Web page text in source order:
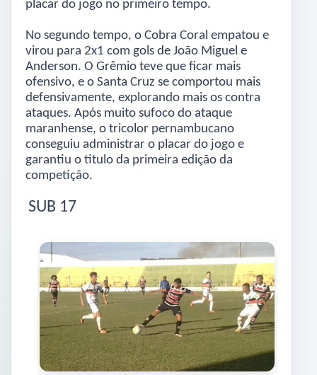
placar do jogo no primeiro tempo.
No segundo tempo, o Cobra Coral empatou e
virou para 2x1 com gols de João Miguel e
Anderson. O Grêmio teve que ficar mais
ofensivo, e o Santa Cruz se comportou mais
defensivamente, explorando mais os contra
ataques. Após muito sufoco do ataque
maranhense, o tricolor pernambucano
conseguiu administrar o placar do jogo e
garantiu o titulo da primeira edição da
competição.
SUB 17